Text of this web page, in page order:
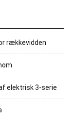
rækkevidden
elektrisk 3-serie